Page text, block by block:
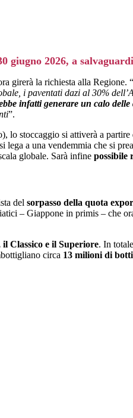
2026, a
girerà la richiesta alla Regione. “
i paventati dazi al 30%
infatti generare un calo
”.
lo stoccaggio si attiverà a
a una vendemmia che si
globale. Sarà infine possibile
del sorpasso della quota
– Giappone in primis – che
Classico e il Superiore. In
circa 13 milioni di